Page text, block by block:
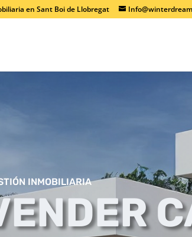
en Sant Boi de Llobregat
INMOBILIARIA